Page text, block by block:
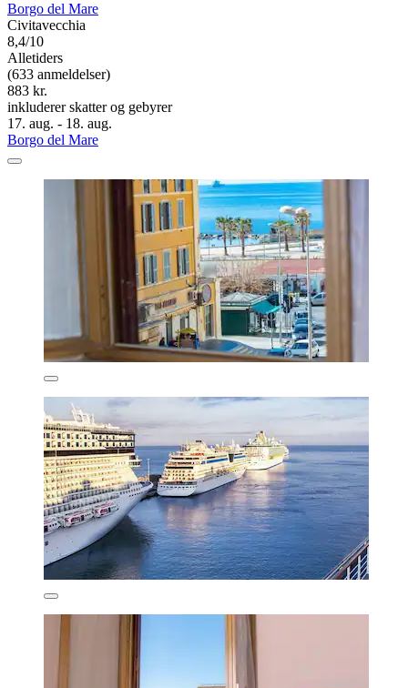
Borgo del Mare
Civitavecchia
8,4/10
Alletiders
(633 anmeldelser)
883 kr.
inkluderer skatter og gebyrer
17. aug. - 18. aug.
Borgo del Mare